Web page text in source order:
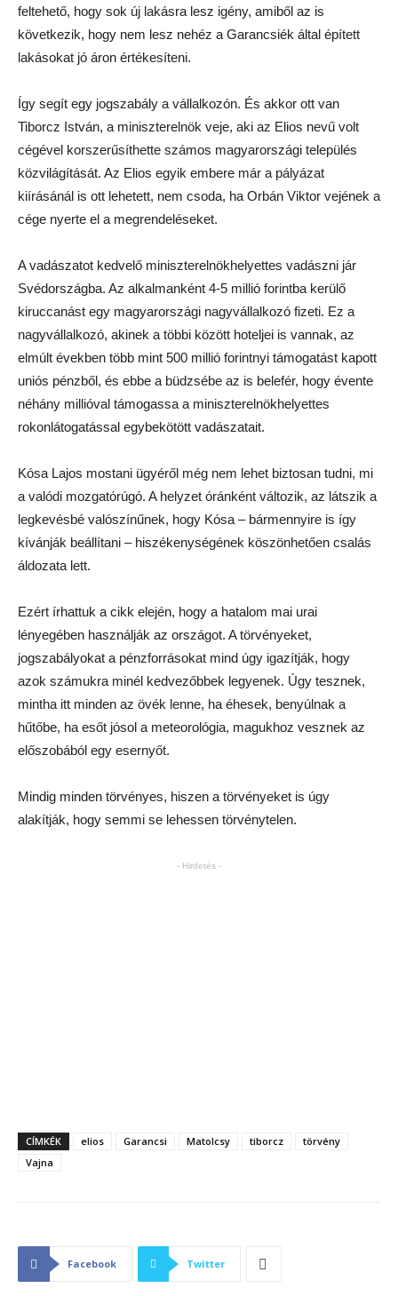
feltehető, hogy sok új lakásra lesz igény, amiből az is
következik, hogy nem lesz nehéz a Garancsiék által épített
lakásokat jó áron értékesíteni.
Így segít egy jogszabály a vállalkozón. És akkor ott van
Tiborcz István, a miniszterelnök veje, aki az Elios nevű volt
cégével korszerűsíthette számos magyarországi település
közvilágítását. Az Elios egyik embere már a pályázat
kiírásánál is ott lehetett, nem csoda, ha Orbán Viktor vejének a
cége nyerte el a megrendeléseket.
A vadászatot kedvelő miniszterelnökhelyettes vadászni jár
Svédországba. Az alkalmanként 4-5 millió forintba kerülő
kiruccanást egy magyarországi nagyvállalkozó fizeti. Ez a
nagyvállalkozó, akinek a többi között hoteljei is vannak, az
elmúlt években több mint 500 millió forintnyi támogatást kapott
uniós pénzből, és ebbe a büdzsébe az is belefér, hogy évente
néhány millióval támogassa a miniszterelnökhelyettes
rokonlátogatással egybekötött vadászatait.
Kósa Lajos mostani ügyéről még nem lehet biztosan tudni, mi
a valódi mozgatórúgó. A helyzet óránként változik, az látszik a
legkevésbé valószínűnek, hogy Kósa – bármennyire is így
kívánják beállítani – hiszékenységének köszönhetően csalás
áldozata lett.
Ezért írhattuk a cikk elején, hogy a hatalom mai urai
lényegében használják az országot. A törvényeket,
jogszabályokat a pénzforrásokat mind úgy igazítják, hogy
azok számukra minél kedvezőbbek legyenek. Úgy tesznek,
mintha itt minden az övék lenne, ha éhesek, benyúlnak a
hűtőbe, ha esőt jósol a meteorológia, magukhoz vesznek az
előszobából egy esernyőt.
Mindig minden törvényes, hiszen a törvényeket is úgy
alakítják, hogy semmi se lehessen törvénytelen.
- Hirdetés -
CÍMKÉK elios Garancsi Matolcsy tiborcz
törvény
Vajna
Facebook Twitter